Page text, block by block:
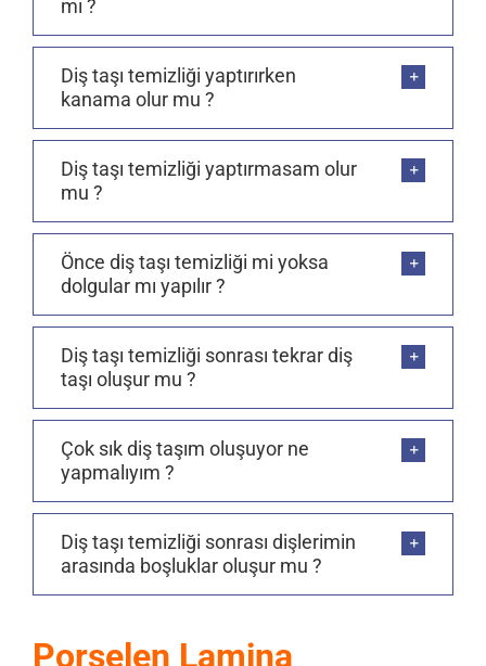
mi ?
Diş taşı temizliği yaptırırken
kanama olur mu ?
Diş taşı temizliği yaptırmasam olur
mu ?
Önce diş taşı temizliği mi yoksa
dolgular mı yapılır ?
Diş taşı temizliği sonrası tekrar diş
taşı oluşur mu ?
Çok sık diş taşım oluşuyor ne
yapmalıyım ?
Diş taşı temizliği sonrası dişlerimin
arasında boşluklar oluşur mu ?
Porselen Lamina